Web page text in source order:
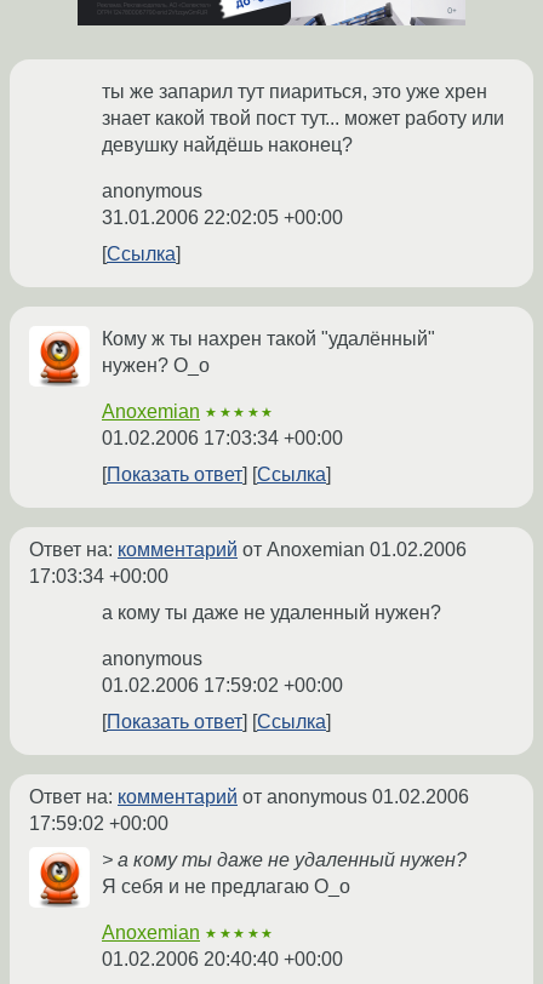
ты же запарил тут пиариться, это уже хрен
знает какой твой пост тут... может работу или
девушку найдёшь наконец?
anonymous
31.01.2006 22:02:05 +00:00
Ссылка
Кому ж ты нахрен такой "удалённый"
нужен? О_о
Anoxemian ★★★★★
01.02.2006 17:03:34 +00:00
Показать ответ
Ссылка
Ответ на: комментарий от Anoxemian 01.02.2006
17:03:34 +00:00
а кому ты даже не удаленный нужен?
anonymous
01.02.2006 17:59:02 +00:00
Показать ответ
Ссылка
Ответ на: комментарий от anonymous 01.02.2006
17:59:02 +00:00
> а кому ты даже не удаленный нужен?
Я себя и не предлагаю О_о
Anoxemian ★★★★★
01.02.2006 20:40:40 +00:00